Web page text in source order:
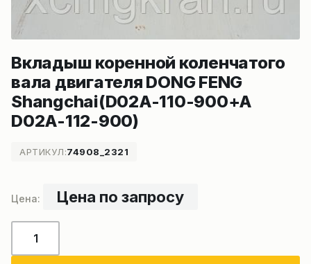
Вкладыш коренной коленчатого
вала двигателя DONG FENG
Shangchai(D02A-110-900+A
D02A-112-900)
АРТИКУЛ:74908_2321
Цена по запросу
товара